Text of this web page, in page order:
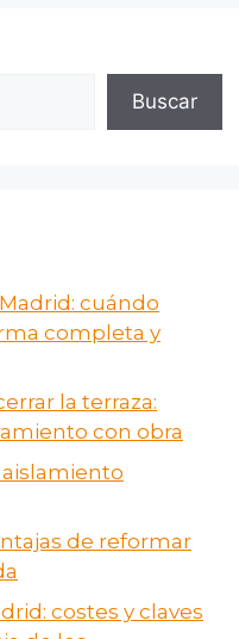
Buscar
cuándo
completa y
la terraza:
con obra
de reformar
costes y claves